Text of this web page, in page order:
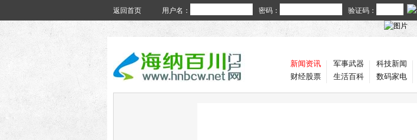
返回首页 用户名： 密码： 验证码：
新闻资讯
财经股票
军事武器
生活百科
科技新闻
数码家电